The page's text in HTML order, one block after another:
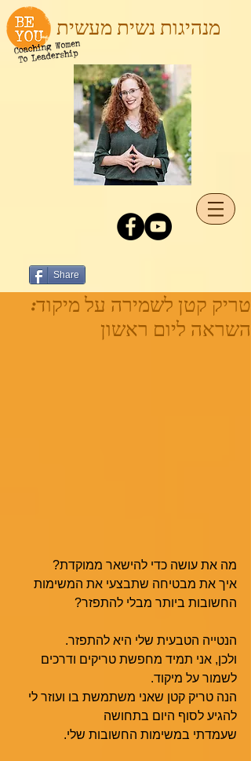
מנהיגות נשית מעשית
Share
טריק קטן לשמירה על מיקוד:
השראה ליום ראשון
מה את עושה כדי להישאר ממוקדת?
איך את מבטיחה שתבצעי את המשימות
החשובות ביותר מבלי להתפזר?
הנטייה הטבעית שלי היא להתפזר.
ולכן, אני תמיד מחפשת טריקים ודרכים
לשמור על מיקוד.
הנה טריק קטן שאני משתמשת בו ועוזר לי
להגיע לסוף היום בתחושה
שעמדתי במשימות החשובות שלי.